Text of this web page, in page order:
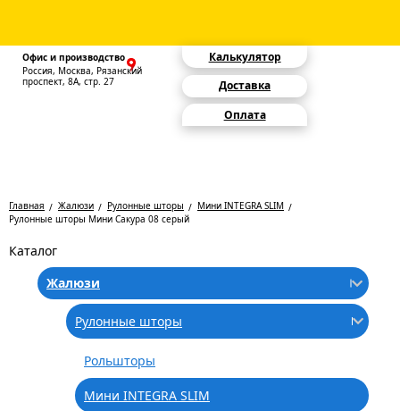
Офис и производство
Россия, Москва, Рязанский
проспект, 8А, стр. 27
Калькулятор
Доставка
Оплата
Главная Жалюзи Рулонные шторы
Мини INTEGRA SLIM
Рулонные шторы Мини Сакура 08 серый
Каталог
Жалюзи
Рулонные шторы
Рольшторы
Мини INTEGRA SLIM